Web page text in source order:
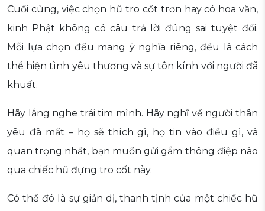
Cuối cùng, việc chọn hũ tro cốt trơn hay có hoa văn,
kinh Phật không có câu trả lời đúng sai tuyệt đối.
Mỗi lựa chọn đều mang ý nghĩa riêng, đều là cách
thể hiện tình yêu thương và sự tôn kính với người đã
khuất.
Hãy lắng nghe trái tim mình. Hãy nghĩ về người thân
yêu đã mất – họ sẽ thích gì, họ tin vào điều gì, và
quan trọng nhất, bạn muốn gửi gắm thông điệp nào
qua chiếc hũ đựng tro cốt này.
Có thể đó là sự giản dị, thanh tịnh của một chiếc hũ